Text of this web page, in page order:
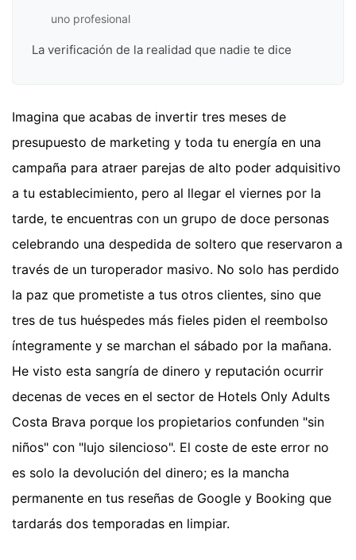
uno profesional
La verificación de la realidad que nadie te dice
Imagina que acabas de invertir tres meses de
presupuesto de marketing y toda tu energía en una
campaña para atraer parejas de alto poder adquisitivo
a tu establecimiento, pero al llegar el viernes por la
tarde, te encuentras con un grupo de doce personas
celebrando una despedida de soltero que reservaron a
través de un turoperador masivo. No solo has perdido
la paz que prometiste a tus otros clientes, sino que
tres de tus huéspedes más fieles piden el reembolso
íntegramente y se marchan el sábado por la mañana.
He visto esta sangría de dinero y reputación ocurrir
decenas de veces en el sector de Hotels Only Adults
Costa Brava porque los propietarios confunden "sin
niños" con "lujo silencioso". El coste de este error no
es solo la devolución del dinero; es la mancha
permanente en tus reseñas de Google y Booking que
tardarás dos temporadas en limpiar.